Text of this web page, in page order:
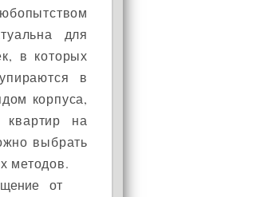
для
в которых
в
корпуса,
на
выбрать
методов.
от